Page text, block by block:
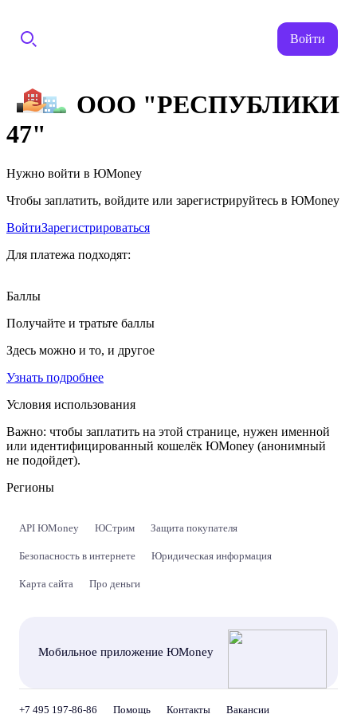
Войти
ООО "РЕСПУБЛИКИ
47"
Нужно войти в ЮMoney
Чтобы заплатить, войдите или зарегистрируйтесь в ЮMoney
ВойтиЗарегистрироваться
Для платежа подходят:
Баллы
Получайте и тратьте баллы
Здесь можно и то, и другое
Узнать подробнее
Условия использования
Важно: чтобы заплатить на этой странице, нужен именной
или идентифицированный кошелёк ЮMoney (анонимный
не подойдет).
Регионы
API ЮMoney ЮСтрим Защита покупателя
Безопасность в интернете Юридическая информация
Карта сайта Про деньги
Мобильное приложение ЮMoney
+7 495 197-86-86 Помощь Контакты Вакансии